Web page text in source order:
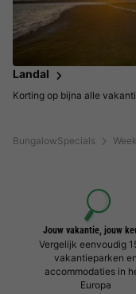
BungalowSpecials
Landal
Korting op bijna alle
Jouw vakantie, jouw
Vergelijk eenvoudig
vakantieparken en
accommodaties in
Europa